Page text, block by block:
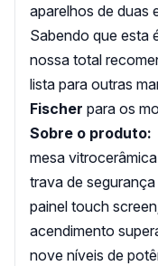
aparelhos de duas
Sabendo que esta
nossa total
lista para outras
Fischer para os
Sobre o produto:
mesa
trava de
painel touch
acendimento
nove níveis de